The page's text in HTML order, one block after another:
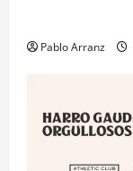
Pablo Arranz